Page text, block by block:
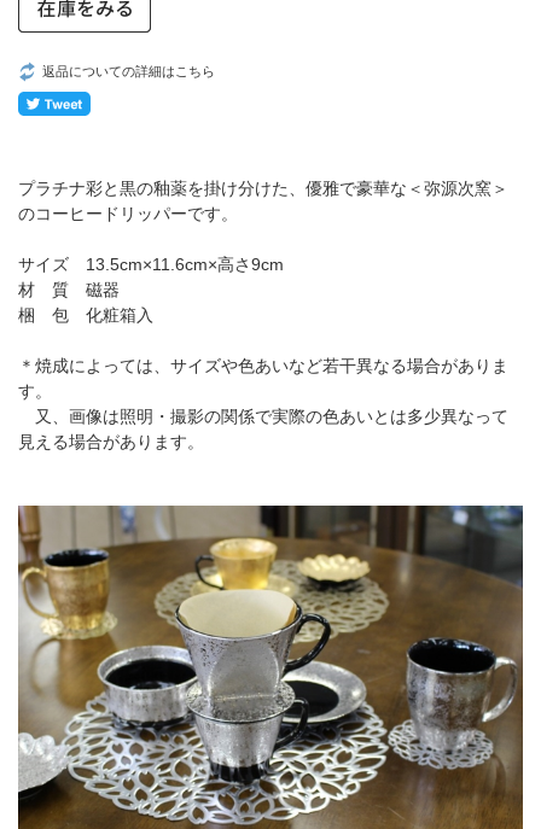
返品についての詳細はこちら
プラチナ彩と黒の釉薬を掛け分けた、優雅で豪華な＜弥源次窯＞
のコーヒードリッパーです。
サイズ 13.5cm×11.6cm×高さ9cm
材 質 磁器
梱 包 化粧箱入
＊焼成によっては、サイズや色あいなど若干異なる場合がありま
す。
又、画像は照明・撮影の関係で実際の色あいとは多少異なって
見える場合があります。